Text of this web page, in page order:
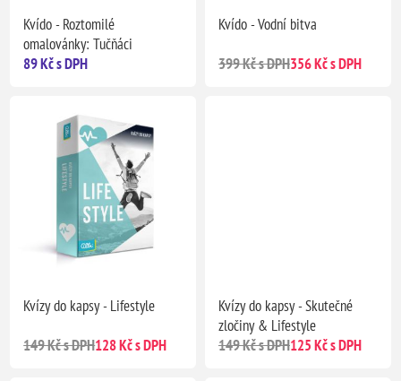
Kvído - Roztomilé
omalovánky: Tučňáci
89 Kč s DPH
Kvído - Vodní bitva
399 Kč s DPH356 Kč s DPH
Kvízy do kapsy - Lifestyle
149 Kč s DPH128 Kč s DPH
Kvízy do kapsy - Skutečné
zločiny & Lifestyle
149 Kč s DPH125 Kč s DPH